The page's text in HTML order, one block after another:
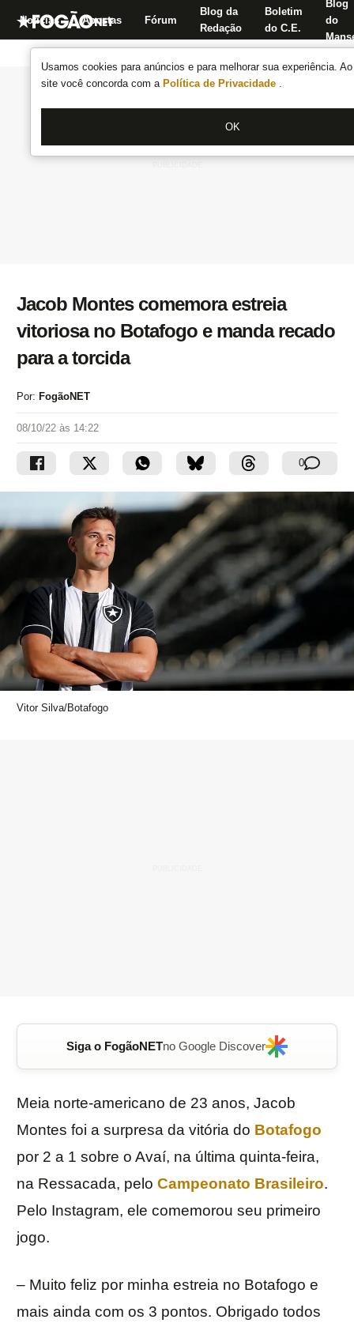
Usamos cookies para anúncios e para melhorar sua experiência.
site você concorda com a Política de Privacidade .
OK
Notícias Apostas Fórum
Blog da
Redação
Boletim
do C.E.
Blog
do
Jacob Montes comemora estreia
vitoriosa no Botafogo e manda recado
para a torcida
Por: FogãoNET
08/10/22 às 14:22
0
Vitor Silva/Botafogo
Siga o FogãoNETno Google Discover
Meia norte-americano de 23 anos, Jacob
Montes foi a surpresa da vitória do Botafogo
por 2 a 1 sobre o Avaí, na última quinta-feira,
na Ressacada, pelo Campeonato Brasileiro.
Pelo Instagram, ele comemorou seu primeiro
jogo.
– Muito feliz por minha estreia no Botafogo e
mais ainda com os 3 pontos. Obrigado todos